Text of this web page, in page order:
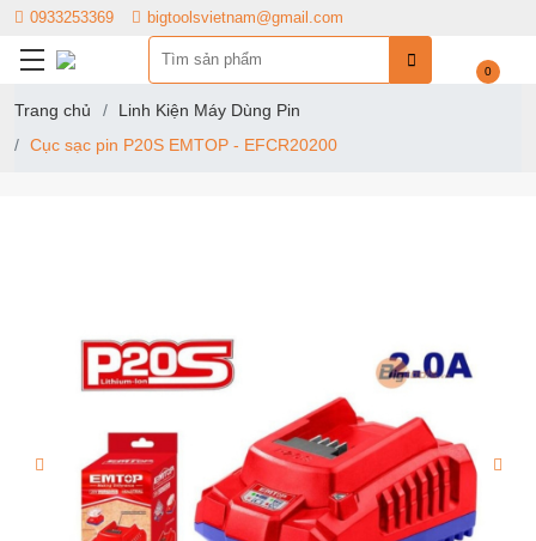
0933253369 bigtoolsvietnam@gmail.com
0
Trang chủ
Linh Kiện Máy Dùng Pin
Cục sạc pin P20S EMTOP - EFCR20200